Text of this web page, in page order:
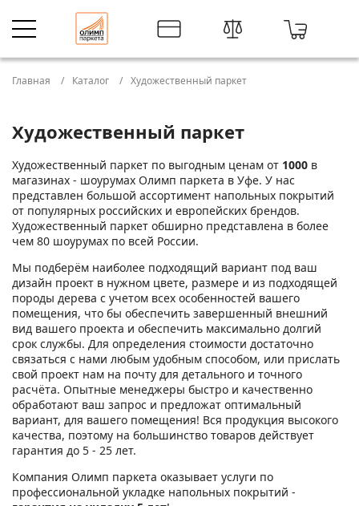
Главная Каталог Художественный паркет
Художественный паркет
Художественный паркет по выгодным ценам от 1000 в
магазинах - шоурумах Олимп паркета в Уфе. У нас
представлен большой ассортимент напольных покрытий
от популярных российских и европейских брендов.
Художественный паркет обширно представлена в более
чем 80 шоурумах по всей России.
Мы подберём наиболее подходящий вариант под ваш
дизайн проект в нужном цвете, размере и из подходящей
породы дерева с учетом всех особенностей вашего
помещения, что бы обеспечить завершенный внешний
вид вашего проекта и обеспечить максимально долгий
срок службы. Для определения стоимости достаточно
связаться с нами любым удобным способом, или прислать
свой проект нам на почту для детального и точного
расчёта. Опытные менеджеры быстро и качественно
обработают ваш запрос и предложат оптимальный
вариант, для вашего помещения! Вся продукция высокого
качества, поэтому на большинство товаров действует
гарантия до 5 - 25 лет.
Компания Олимп паркета оказывает услуги по
профессиональной укладке напольных покрытий -